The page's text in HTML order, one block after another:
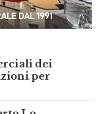
dei
per